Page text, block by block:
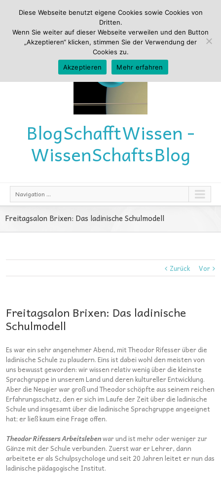
BlogSchafftWissen -
WissenSchaftsBlog
Navigation ...
Freitagsalon Brixen: Das ladinische Schulmodell
Zurück Vor
Freitagsalon Brixen: Das ladinische
Schulmodell
Es war ein sehr angenehmer Abend, mit Theodor Rifesser über die
ladinische Schule zu plaudern. Eins ist dabei wohl den meisten von
uns bewusst geworden: wir wissen relativ wenig über die kleinste
Sprachgruppe in unserem Land und deren kultureller Entwicklung.
Aber die Neugier war groß und Theodor schöpfte aus seinem reichen
Erfahrungsschatz, den er sich im Laufe der Zeit über die ladinische
Schule und insgesamt über die ladinische Sprachgruppe angeeignet
hat; er ließ kaum eine Frage offen.
Theodor Rifessers Arbeitslebenwar und ist mehr oder weniger zur
Gänze mit der Schule verbunden. Zuerst war er Lehrer, dann
arbeitete er als Schulpsychologe und seit 20 Jahren leitet er nun das
ladinische pädagogische Institut.
Diese Webseite benutzt eigene Cookies sowie Cookies von
Dritten.
Wenn Sie weiter auf dieser Webseite verweilen und den Button
„Akzeptieren“ klicken, stimmen Sie der Verwendung der
Cookies zu.
Akzeptieren
Mehr erfahren